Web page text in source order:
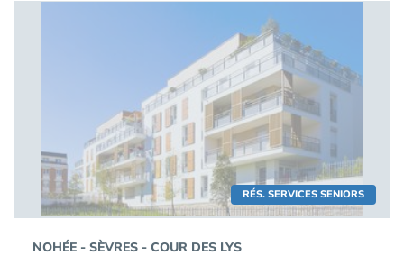
RÉS. SERVICES SENIORS
NOHÉE - SÈVRES - COUR DES LYS